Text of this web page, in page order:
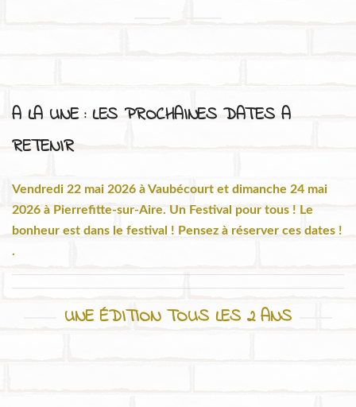
DE VOUS À NOUS
CONTACTS ET INFORMATIONS PRATIQUES
A LA UNE : LES PROCHAINES DATES A
RETENIR
Vendredi 22 mai 2026 à Vaubécourt et dimanche 24 mai
2026 à Pierrefitte-sur-Aire. Un Festival pour tous ! Le
bonheur est dans le festival ! Pensez à réserver ces dates !
.
UNE ÉDITION TOUS LES 2 ANS